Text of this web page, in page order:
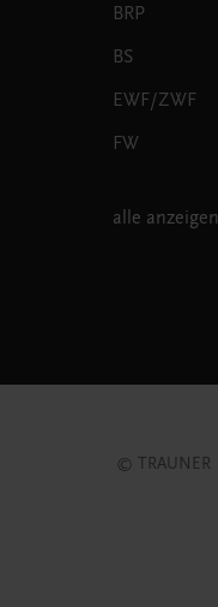
BRP
BS
EWF/ZWF
FW
alle anzeigen
© TRAUNER